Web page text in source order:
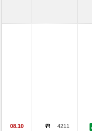
08.10 4211